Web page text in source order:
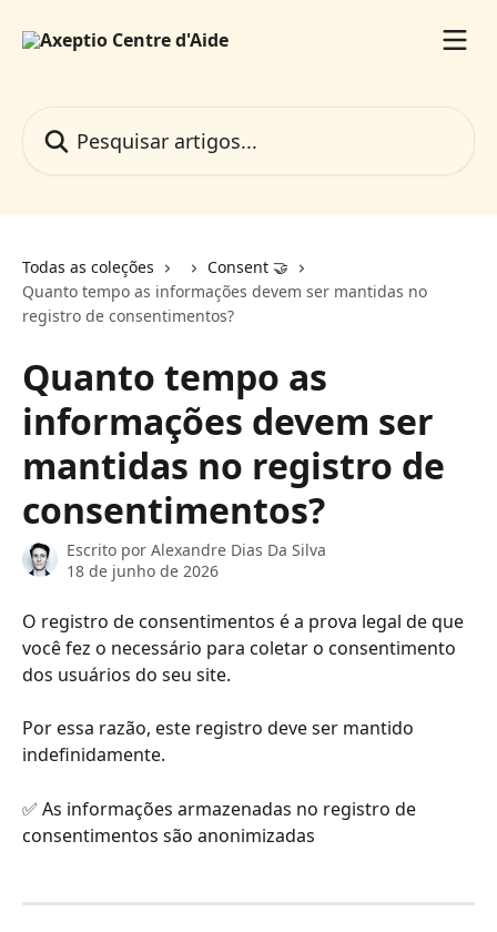
Todas as coleções
Consent 🤝
Quanto tempo as informações devem ser mantidas no
registro de consentimentos?
Quanto tempo as
informações devem ser
mantidas no registro de
consentimentos?
Escrito por Alexandre Dias Da Silva
18 de junho de 2026
O registro de consentimentos é a prova legal de que
você fez o necessário para coletar o consentimento
dos usuários do seu site.
Por essa razão, este registro deve ser mantido
indefinidamente.
✅ As informações armazenadas no registro de
consentimentos são anonimizadas